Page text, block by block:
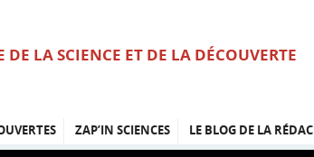
DE LA SCIENCE ET DE LA DÉCOUVERTE
ZAP’IN SCIENCES LE BLOG DE LA RÉDAC